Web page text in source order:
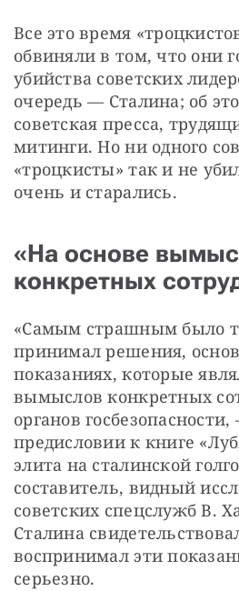
Все это время
обвиняли в том, что они
убийства советских
очередь — Сталина; об
советская пресса,
митинги. Но ни одного
«троцкисты» так и не
очень и старались.
«На основе
конкретных
«Самым страшным было
принимал решения,
показаниях, которые
вымыслов конкретных
органов
предисловии к книге
элита на сталинской
составитель, видный
советских спецслужб В.
Сталина
воспринимал эти
серьезно.